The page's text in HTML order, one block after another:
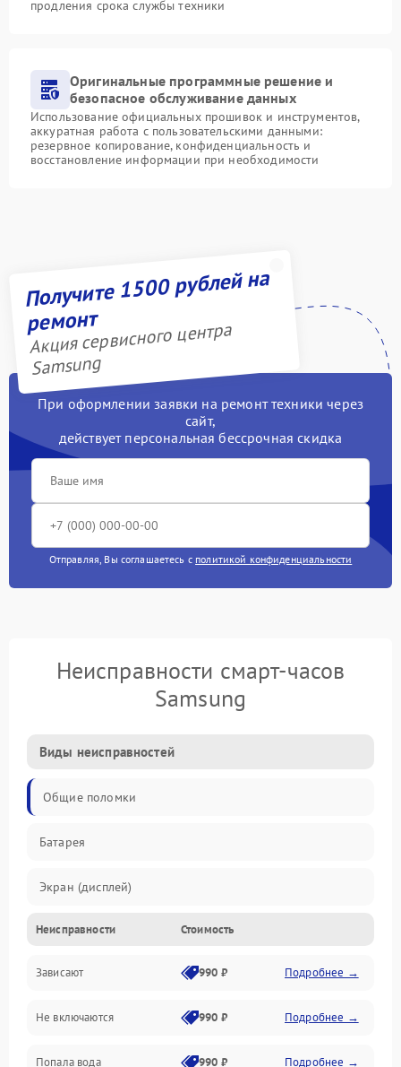
продления срока службы техники
Оригинальные программные решение и
безопасное обслуживание данных
Использование официальных прошивок и инструментов,
аккуратная работа с пользовательскими данными:
резервное копирование, конфиденциальность и
восстановление информации при необходимости
Получите 1500 рублей на
ремонт
Акция сервисного центра
Samsung
При оформлении заявки на ремонт техники через
сайт,
действует персональная бессрочная скидка
Отправляя, Вы соглашаетесь с политикой конфиденциальности
Неисправности смарт-часов
Samsung
Виды неисправностей
Общие поломки
Батарея
Экран (дисплей)
Электропитание
Датчики
Связь
Неисправности Стоимость
Зависают 990 ₽ Подробнее →
Не включаются 990 ₽ Подробнее →
Попала вода 990 ₽ Подробнее →